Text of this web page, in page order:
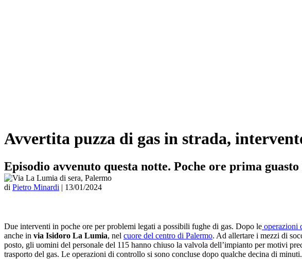
Avvertita puzza di gas in strada,
Episodio avvenuto questa notte. Poche ore prima
di Pietro Minardi | 13/01/2024
Due interventi in poche ore per problemi legati a possibili fughe di gas. Dopo le operazioni
anche in via Isidoro La Lumia, nel cuore del centro di Palermo. Ad allertare i mezzi di
posto, gli uomini del personale del 115 hanno chiuso la valvola dell’impianto per motivi
trasporto del gas. Le operazioni di controllo si sono concluse dopo qualche decina di minuti.